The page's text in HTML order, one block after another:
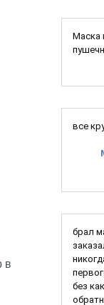
в
Маска
все
брал
без